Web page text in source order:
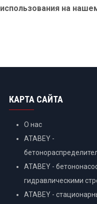
на
КАРТА САЙТА
О нас
ATABEY -
ATABEY -
гидравлическими
ATABEY -